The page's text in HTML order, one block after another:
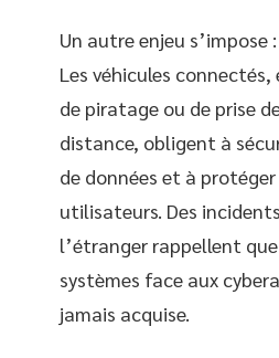
Un autre enjeu s’impose
Les véhicules connectés,
de piratage ou de prise
distance, obligent à
de données et à
utilisateurs. Des
l’étranger rappellent
systèmes face aux
jamais acquise.